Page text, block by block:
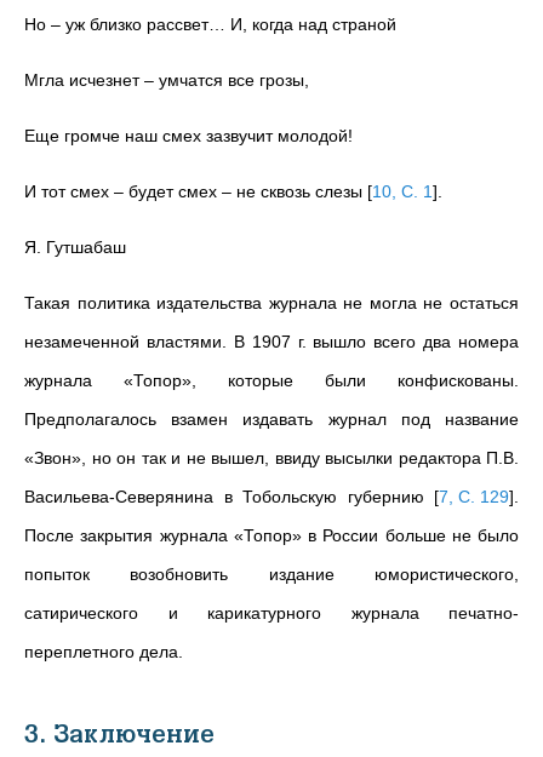
Но – уж близко рассвет… И, когда над страной
Мгла исчезнет – умчатся все грозы,
Еще громче наш смех зазвучит молодой!
И тот смех – будет смех – не сквозь слезы [10, С. 1]
Я. Гутшабаш
Такая политика издательства журнала не могла не остаться
незамеченной властями. В 1907 г. вышло всего два номера
журнала «Топор», которые были конфискованы.
Предполагалось взамен издавать журнал под название
«Звон», но он так и не вышел, ввиду высылки редактора П.В.
Васильева-Северянина в Тобольскую губернию [7, С. 129]
После закрытия журнала «Топор» в России больше не было
попыток возобновить издание юмористического,
сатирического и карикатурного журнала печатно-
переплетного дела.
3. Заключение